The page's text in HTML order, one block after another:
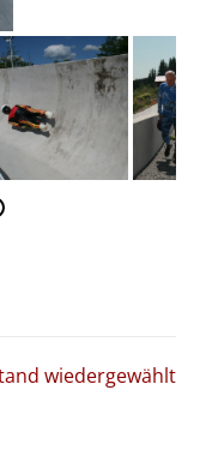
wiedergewählt